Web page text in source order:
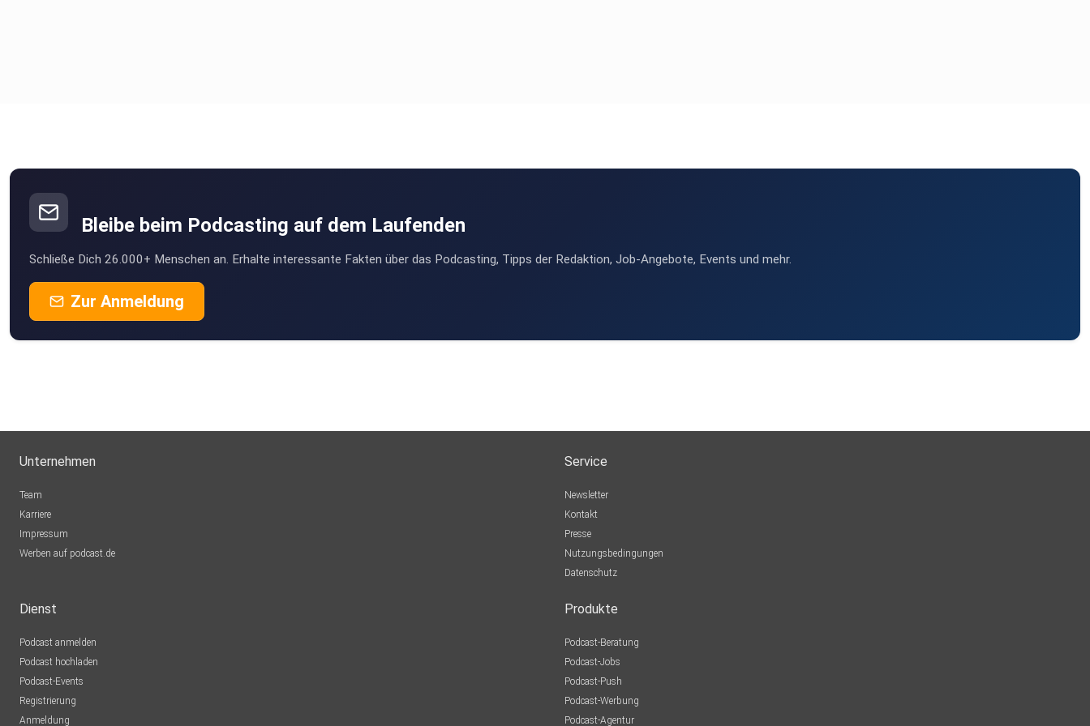
Bleibe beim Podcasting auf dem Laufenden
Schließe Dich 26.000+ Menschen an. Erhalte interessante Fakten über das Podcasting, Tipps der Redaktion, Job-Angebote, Events und mehr.
Zur Anmeldung
Unternehmen
Team
Karriere
Impressum
Werben auf podcast.de
Service
Newsletter
Kontakt
Presse
Nutzungsbedingungen
Datenschutz
Dienst
Podcast anmelden
Podcast hochladen
Podcast-Events
Registrierung
Anmeldung
Produkte
Podcast-Beratung
Podcast-Jobs
Podcast-Push
Podcast-Werbung
Podcast-Agentur